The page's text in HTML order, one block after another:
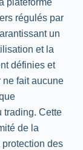
plateforme
régulés par
un
et la
définies et
fait aucune
trading. Cette
de la
des